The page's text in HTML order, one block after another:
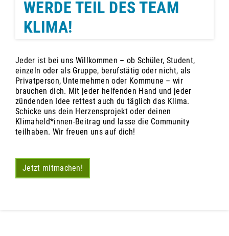
WERDE TEIL DES TEAM
KLIMA!
Jeder ist bei uns Willkommen – ob Schüler, Student,
einzeln oder als Gruppe, berufstätig oder nicht, als
Privatperson, Unternehmen oder Kommune – wir
brauchen dich. Mit jeder helfenden Hand und jeder
zündenden Idee rettest auch du täglich das Klima.
Schicke uns dein Herzensprojekt oder deinen
Klimaheld*innen-Beitrag und lasse die Community
teilhaben. Wir freuen uns auf dich!
Jetzt mitmachen!